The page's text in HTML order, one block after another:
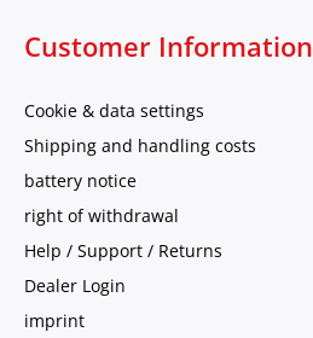
Customer Information
Cookie & data settings
Shipping and handling costs
battery notice
right of withdrawal
Help / Support / Returns
Dealer Login
imprint